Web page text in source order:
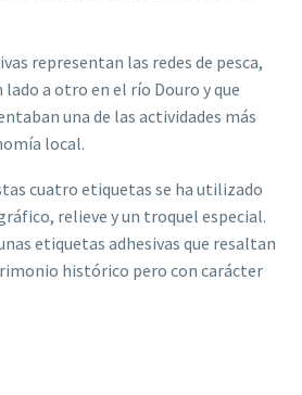
representan las redes de pesca,
lado a otro en el río Douro y que
una de las actividades más
local.
cuatro etiquetas se ha utilizado
relieve y un troquel especial.
etiquetas adhesivas que resaltan
histórico pero con carácter